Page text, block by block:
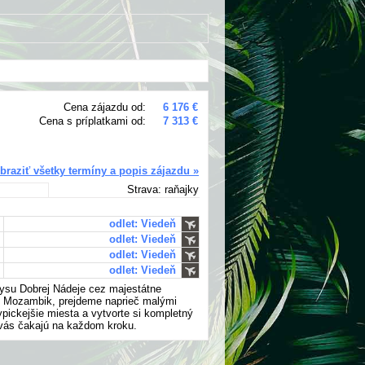
Cena zájazdu od:
6 176 €
Cena s príplatkami od:
7 313 €
všetky termíny a popis zájazdu »
Strava: raňajky
odlet: Viedeň
odlet: Viedeň
odlet: Viedeň
odlet: Viedeň
Dobrej Nádeje cez majestátne
prejdeme naprieč malými
miesta a vytvorte si kompletný
čakajú na každom kroku.